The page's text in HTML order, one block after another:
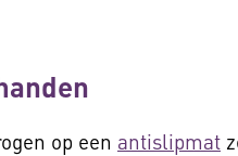
op een antislipmat